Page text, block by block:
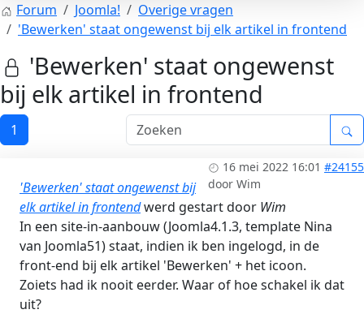
Forum Joomla!
Overige vragen
'Bewerken' staat ongewenst bij elk artikel in frontend
'Bewerken' staat ongewenst
bij elk artikel in frontend
1
16 mei 2022 16:01 #24155
door Wim
'Bewerken' staat ongewenst bij
elk artikel in frontendwerd gestart door Wim
In een site-in-aanbouw (Joomla4.1.3, template Nina
van Joomla51) staat, indien ik ben ingelogd, in de
front-end bij elk artikel 'Bewerken' + het icoon.
Zoiets had ik nooit eerder. Waar of hoe schakel ik dat
uit?